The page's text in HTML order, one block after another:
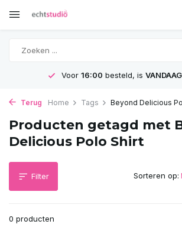
Voor 16:00 besteld, is VANDAAG
Terug Home Tags Beyond Delicious
Producten getagd met
Delicious Polo Shirt
Filter
0 producten
Sorteren op: